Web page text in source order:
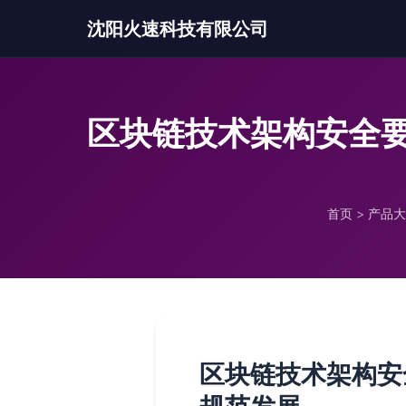
沈阳火速科技有限公司
区块链技术架构安全
首页 > 产品
区块链技术架构